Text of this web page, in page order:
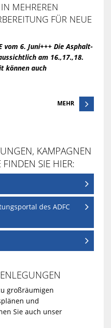
MEHREREN A
FÜR NEUE F
vom 6. Juni+++ Die Asphalt-
am 16.,17.,18.
können auch
MEHR
KAMPAGNEN
SIE HIER:
des ADFC
großräumigen
und
Sie auch unser